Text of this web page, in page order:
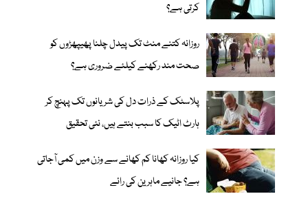
کرتی ہے؟
روزانہ کتنے منٹ تک پیدل چلنا پھیپھڑوں کو
صحت مند رکھنے کیلئے ضروری ہے؟
پلاسٹک کے ذرات دل کی شریانوں تک پہنچ کر
ہارٹ اٹیک کا سبب بنتے ہیں، نئی تحقیق
کیا روزانہ کھانا کم کھانے سے وزن میں کمی آجاتی
ہے؟ جانیے ماہرین کی رائے